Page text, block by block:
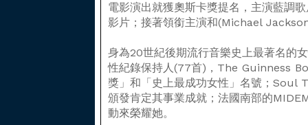
電影演出就獲奧斯卡獎提名，主演藍調
影片；接著領銜主演和(Michael
身為20世紀後期流行音樂史上最著名的
性紀錄保持人(77首)，The Guinness
獎」和「史上最成功女性」名號；
頒發肯定其事業成就；法國南部的
動來榮耀她。